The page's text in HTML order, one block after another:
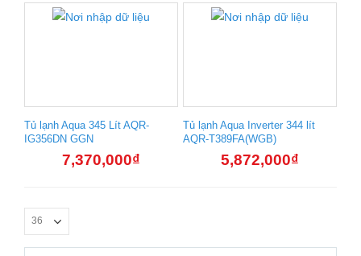
Tủ lạnh Aqua 345 Lít AQR-
IG356DN GGN
7,370,000₫
Tủ lạnh Aqua Inverter 344 lít
AQR-T389FA(WGB)
5,872,000₫